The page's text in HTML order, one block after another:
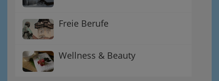
Freie Berufe
Wellness & Beauty